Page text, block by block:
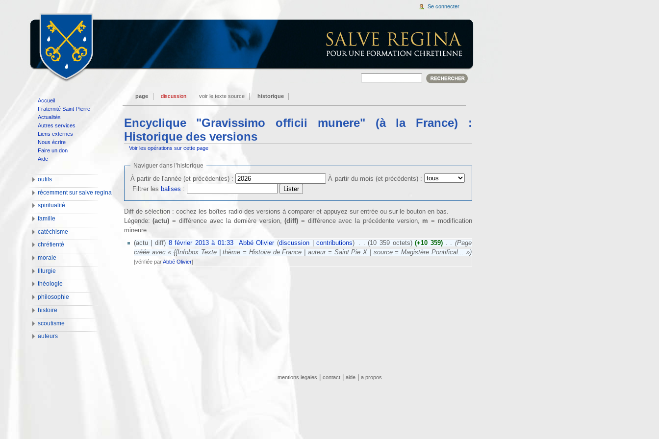
Encyclique "Gravissimo officii munere" (à la France) :
Historique des versions
Voir les opérations sur cette page
Naviguer dans l’historique
À partir de l'année (et précédentes) :
À partir du mois (et précédents) :
Filtrer les balises :
Diff de sélection : cochez les boîtes radio des versions à comparer et appuyez sur entrée ou sur le bouton en bas.
Légende:(actu) = différence avec la dernière version,(diff) = différence avec la précédente version, m = modification
mineure.
(actu | diff) 8 février 2013 à 01:33 Abbé Olivier (discussion|contributions) . . (10 359 octets) (+10 359)‎ . . (Page
créée avec « {{Infobox Texte | thème = Histoire de France | auteur = Saint Pie X | source = Magistère Pontifical... »)
[vérifiée parAbbé Olivier]
page discussion voir le texte source historique
Se connecter
Accueil
Fraternité Saint-Pierre
Actualités
Autres services
Liens externes
Nous écrire
Faire un don
Aide
outils
récemment sur salve regina
spiritualité
famille
catéchisme
chrétienté
morale
liturgie
théologie
philosophie
histoire
scoutisme
auteurs
mentions legales contact| aide| a propos